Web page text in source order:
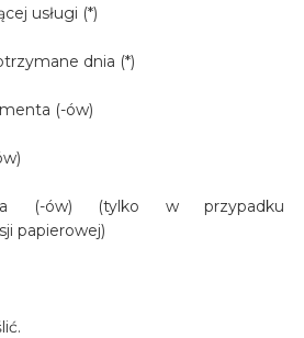
usługi (*)
dnia (*)
(-ów)
(-ów) (tylko w przypadku
papierowej)